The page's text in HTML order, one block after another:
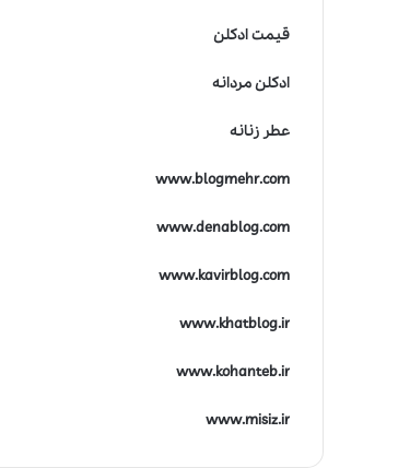
قیمت ادکلن
ادکلن مردانه
عطر زنانه
www.blogmehr.com
www.denablog.com
www.kavirblog.com
www.khatblog.ir
www.kohanteb.ir
www.misiz.ir